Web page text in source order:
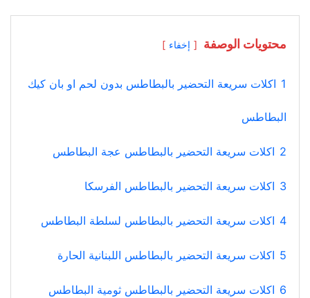
محتويات الوصفة إخفاء
1 اكلات سريعة التحضير بالبطاطس بدون لحم او بان كيك
البطاطس
2 اكلات سريعة التحضير بالبطاطس عجة البطاطس
3 اكلات سريعة التحضير بالبطاطس الفرسكا
4 اكلات سريعة التحضير بالبطاطس لسلطة البطاطس
5 اكلات سريعة التحضير بالبطاطس اللبنانية الحارة
6 اكلات سريعة التحضير بالبطاطس ثومية البطاطس